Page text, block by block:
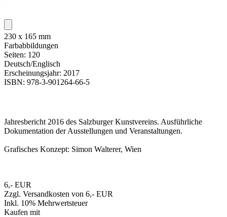
230 x 165 mm
Farbabbildungen
Seiten: 120
Deutsch/Englisch
Erscheinungsjahr: 2017
ISBN: 978-3-901264-66-5
Jahresbericht 2016 des Salzburger Kunstvereins. Ausführliche
Dokumentation der Ausstellungen und Veranstaltungen.
Grafisches Konzept: Simon Walterer, Wien
6,- EUR
Zzgl. Versandkosten von 6,- EUR
Inkl. 10% Mehrwertsteuer
Kaufen mit